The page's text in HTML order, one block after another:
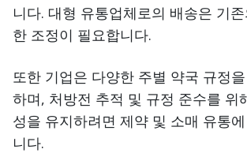
니다. 대형 유통업체로의 배송은 기
한 조정이 필요합니다.
또한 기업은 다양한 주별 약국 규정
하며, 처방전 추적 및 규정 준수를 위
성을 유지하려면 제약 및 소매 유통
니다.